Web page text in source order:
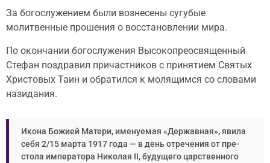
За богослужением были вознесены сугубые
молитвенные прошения о восстановлении мира.
По окончании богослужения Высокопреосвященный
Стефан поздравил причастников с принятием Святых
Христовых Таин и обратился к молящимся со словами
назидания.
Ико­на Бо­жи­ей Ма­те­ри, име­ну­е­мая «Дер­жав­ная», яви­ла
се­бя 2/15 мар­та 1917 го­да — в день от­ре­че­ния от пре­
сто­ла им­пе­ра­то­ра Ни­ко­лая II, бу­ду­ще­го цар­ствен­но­го